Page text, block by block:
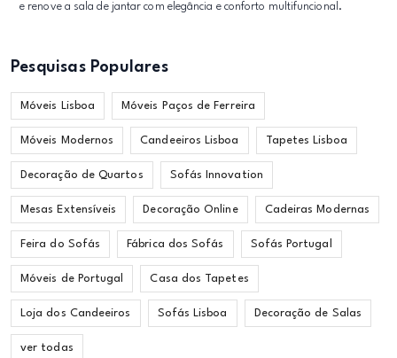
e renove a sala de jantar com elegância e conforto multifuncional.
Pesquisas Populares
Móveis Lisboa Móveis Paços de Ferreira
Móveis Modernos Candeeiros Lisboa Tapetes Lisboa
Decoração de Quartos Sofás Innovation
Mesas Extensíveis Decoração Online Cadeiras Modernas
Feira do Sofás Fábrica dos Sofás Sofás Portugal
Móveis de Portugal Casa dos Tapetes
Loja dos Candeeiros Sofás Lisboa Decoração de Salas
ver todas